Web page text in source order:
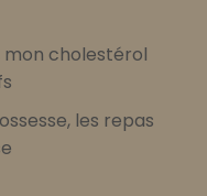
cholestérol
les repas